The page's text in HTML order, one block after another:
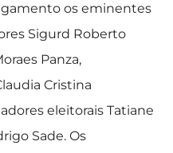
os eminentes
Sigurd Roberto
Panza,
Cristina
eleitorais Tatiane
Sade. Os